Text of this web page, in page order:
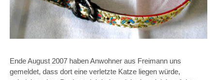
Ende August 2007 haben Anwohner aus Freimann uns
gemeldet, dass dort eine verletzte Katze liegen würde,